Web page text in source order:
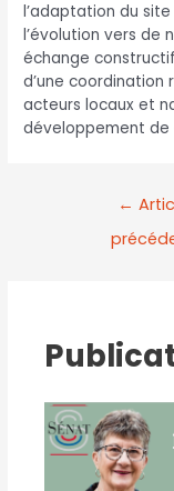
l’adaptation du
l’évolution vers de
échange
d’une coordination
acteurs locaux et
développement de
←